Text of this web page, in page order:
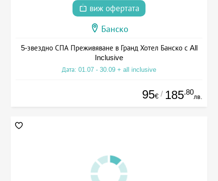
виж офертата
Банско
5-звездно СПА Преживяване в Гранд Хотел Банско с All
Inclusive
Дата: 01.07 - 30.09 + all inclusive
95€ / 185.80
лв.